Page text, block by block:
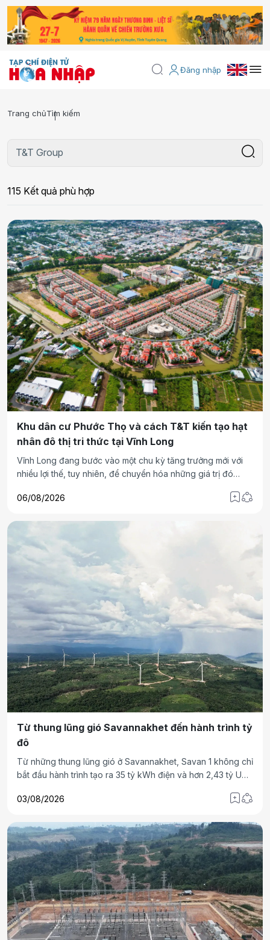
Đăng nhập
Trang chủTìm kiếm
115 Kết quả phù hợp
Khu dân cư Phước Thọ và cách T&T kiến tạo hạt
nhân đô thị tri thức tại Vĩnh Long
Vĩnh Long đang bước vào một chu kỳ tăng trưởng mới với
nhiều lợi thế, tuy nhiên, để chuyển hóa những giá trị đó
những tuyến đường hay cây cầu. Đó là những đô thị đủ khả
tư và các hoạt động đổi mới sáng tạo. Đây cũng là định
hướng mà T&T Group đang theo đuổi khi phát triển dự án
Khu dân cư Phước Thọ.
06/08/2026
Từ thung lũng gió Savannakhet đến hành trình tỷ
đô
Từ những thung lũng gió ở Savannakhet, Savan 1 không chỉ
bắt đầu hành trình tạo ra 35 tỷ kWh điện và hơn 2,43 tỷ USD
quay trên vùng đất Trung Lào là câu chuyện về một tài sản
chiến lược năng lượng dài hạn của T&T Group.
03/08/2026